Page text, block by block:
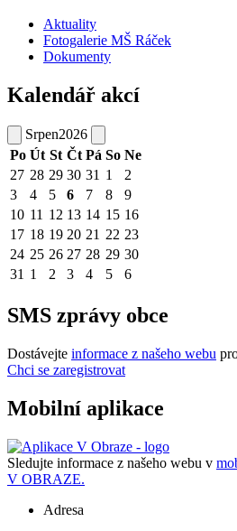
Aktuality
Fotogalerie MŠ Ráček
Dokumenty
Kalendář akcí
Srpen2026
Po Út St Čt Pá So Ne
27 28 29 30 31 1
2
3
4 5 6 7 8
9
10 11 12 13 14 15 16
17 18 19 20 21 22 23
24 25 26 27 28 29 30
31 1 2 3 4 5 6
SMS zprávy obce
Dostávejte informace z našeho webu
Chci se zaregistrovat
Mobilní aplikace
Sledujte informace z našeho webu v
V OBRAZE.
Adresa